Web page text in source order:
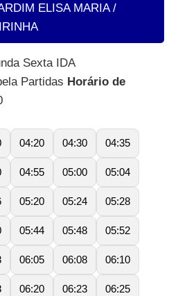
ELISA MARIA /
Sexta IDA
Partidas Horário de
04:20 04:30 04:35
04:55 05:00 05:04
05:20 05:24 05:28
05:44 05:48 05:52
06:05 06:08 06:10
06:20 06:23 06:25